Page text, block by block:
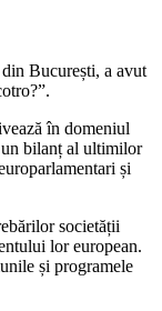
București, a avut
în domeniul
bilanț al ultimilor
și
societății
lor european.
și programele